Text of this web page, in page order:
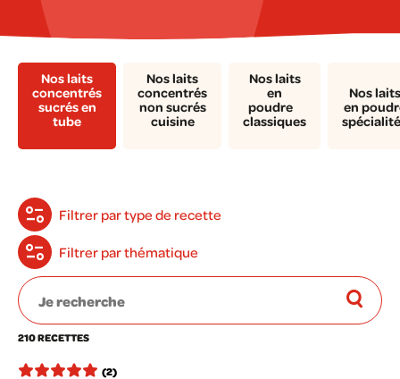
Nos laits
concentrés
sucrés en
tube
Nos laits
concentrés
non sucrés
cuisine
Nos laits
en
poudre
classiques
Nos laits
en
Filtrer par type de recette
Filtrer par thématique
210 RECETTES
(2)